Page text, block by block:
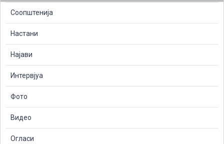
Соопштенија
Настани
Најави
Интервјуа
Фото
Видео
Огласи